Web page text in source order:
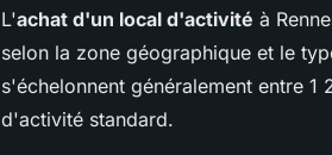
L'achat d'un local d'activité à
selon la zone géographique et le
s'échelonnent généralement entre
d'activité standard.